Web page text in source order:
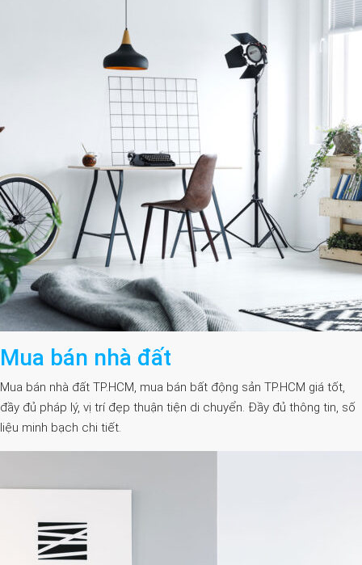
Mua bán nhà đất
Mua bán nhà đất TP.HCM, mua bán bất động sản TP.HCM giá tốt,
đầy đủ pháp lý, vị trí đẹp thuận tiện di chuyển. Đầy đủ thông tin, số
liệu minh bạch chi tiết.